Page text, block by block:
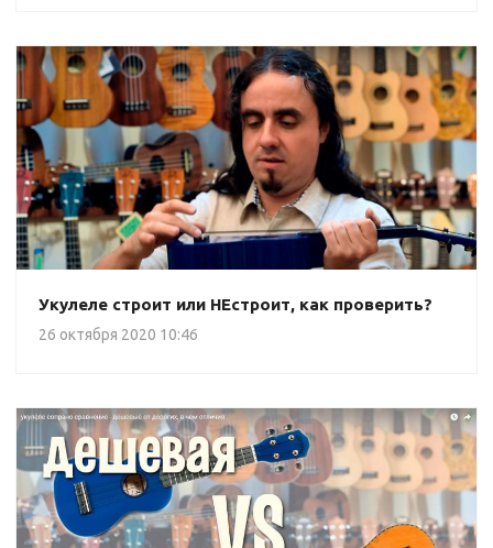
Укулеле строит или НЕстроит, как проверить?
26 октября 2020 10:46